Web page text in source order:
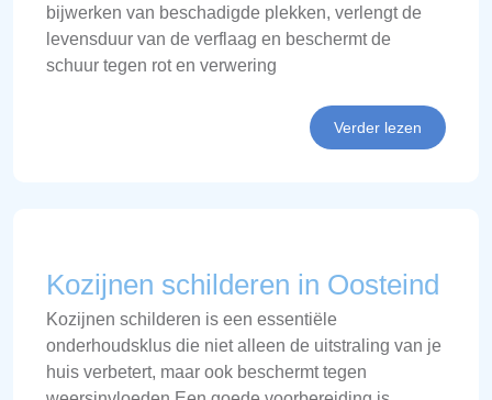
bijwerken van beschadigde plekken, verlengt de
levensduur van de verflaag en beschermt de
schuur tegen rot en verwering
Verder lezen
Kozijnen schilderen in Oosteind
Kozijnen schilderen is een essentiële
onderhoudsklus die niet alleen de uitstraling van je
huis verbetert, maar ook beschermt tegen